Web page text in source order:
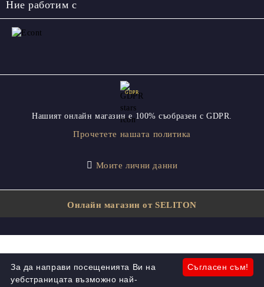
Ние работим с
GDPR
Нашият онлайн магазин е 100% съобразен с GDPR.
Прочетете нашата политика
Моите лични данни
Онлайн магазин от SELITON
Съгласен съм!
За да направи посещенията Ви на
уебстраницата възможно най-